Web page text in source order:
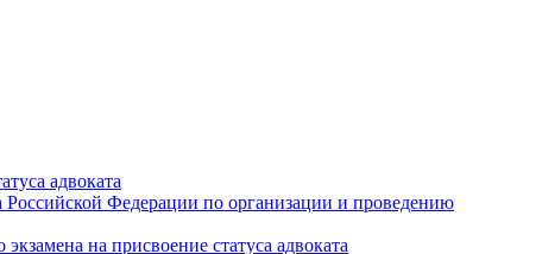
адвоката
Российской Федерации по организации и проведению
на присвоение статуса адвоката